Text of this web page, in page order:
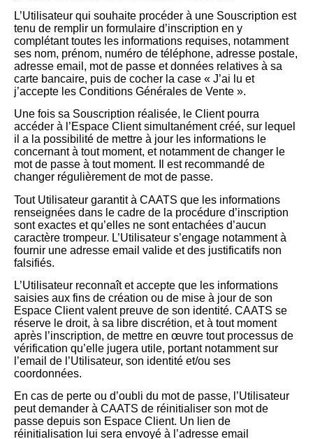
L’Utilisateur qui souhaite procéder à une Souscription est
tenu de remplir un formulaire d’inscription en y
complétant toutes les informations requises, notamment
ses nom, prénom, numéro de téléphone, adresse postale,
adresse email, mot de passe et données relatives à sa
carte bancaire, puis de cocher la case « J’ai lu et
j’accepte les Conditions Générales de Vente ».
Une fois sa Souscription réalisée, le Client pourra
accéder à l’Espace Client simultanément créé, sur lequel
il a la possibilité de mettre à jour les informations le
concernant à tout moment, et notamment de changer le
mot de passe à tout moment. Il est recommandé de
changer régulièrement de mot de passe.
Tout Utilisateur garantit à CAATS que les informations
renseignées dans le cadre de la procédure d’inscription
sont exactes et qu’elles ne sont entachées d’aucun
caractère trompeur. L’Utilisateur s’engage notamment à
fournir une adresse email valide et des justificatifs non
falsifiés.
L’Utilisateur reconnaît et accepte que les informations
saisies aux fins de création ou de mise à jour de son
Espace Client valent preuve de son identité. CAATS se
réserve le droit, à sa libre discrétion, et à tout moment
après l’inscription, de mettre en œuvre tout processus de
vérification qu’elle jugera utile, portant notamment sur
l’email de l’Utilisateur, son identité et/ou ses
coordonnées.
En cas de perte ou d’oubli du mot de passe, l’Utilisateur
peut demander à CAATS de réinitialiser son mot de
passe depuis son Espace Client. Un lien de
réinitialisation lui sera envoyé à l’adresse email